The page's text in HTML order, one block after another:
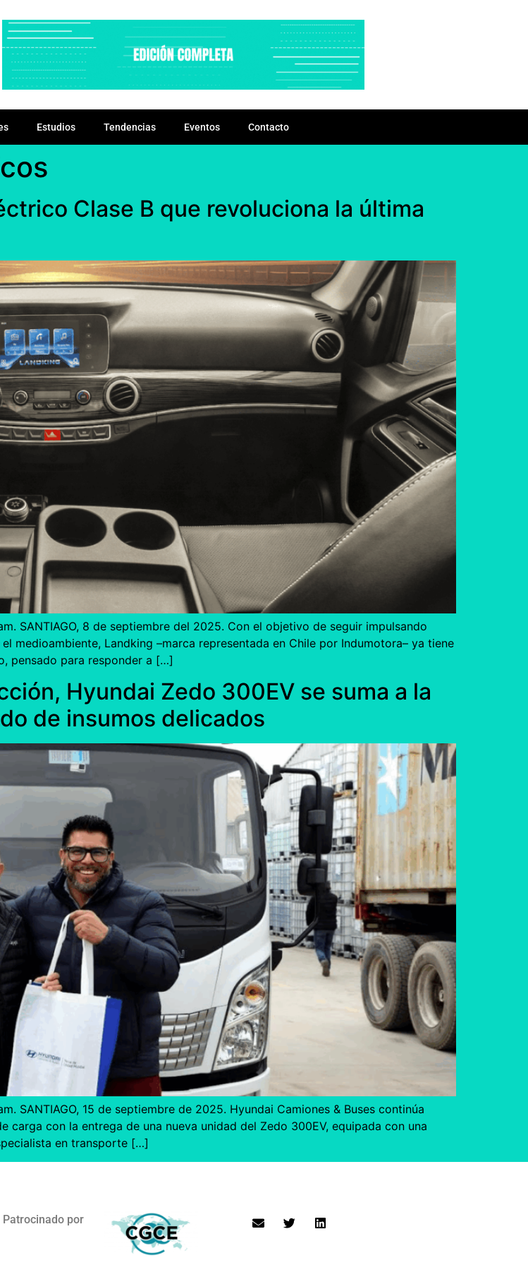
Estudios Tendencias Eventos Contacto
Clase B que revoluciona la última
SANTIAGO, 8 de septiembre del 2025. Con el objetivo de seguir impulsando
medioambiente, Landking –marca representada en Chile por Indumotora– ya tiene
pensado para responder a […]
Hyundai Zedo 300EV se suma a la
de insumos delicados
SANTIAGO, 15 de septiembre de 2025. Hyundai Camiones & Buses continúa
con la entrega de una nueva unidad del Zedo 300EV, equipada con una
en transporte […]
Patrocinado por